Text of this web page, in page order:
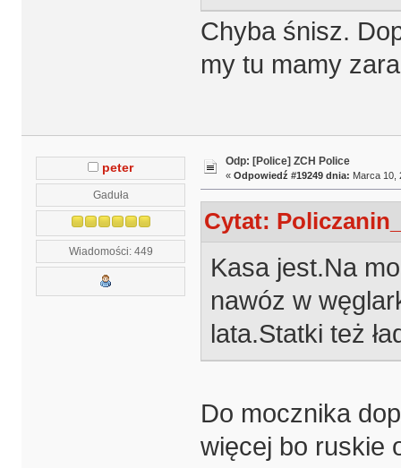
Chyba śnisz.
my tu mamy
peter
Gaduła
Wiadomości: 449
Odp: [Police] ZCH Police
« Odpowiedź #19249 dnia: Marca 10,
Cytat:
Kasa jest.Na
nawóz w
lata.Statki też
Do mocznika
więcej bo ruskie